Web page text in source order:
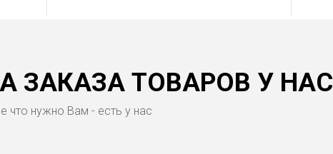
ЗАКАЗА ТОВАРОВ У НАС
что нужно Вам - есть у нас